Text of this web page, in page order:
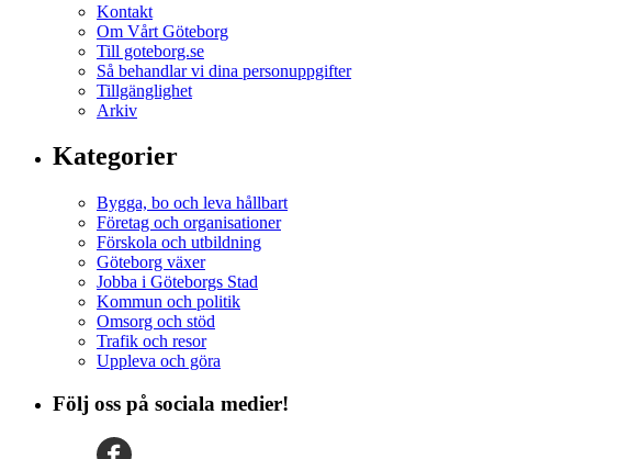
Kontakt
Om Vårt Göteborg
Till goteborg.se
Så behandlar vi dina personuppgifter
Tillgänglighet
Arkiv
Kategorier
Bygga, bo och leva hållbart
Företag och organisationer
Förskola och utbildning
Göteborg växer
Jobba i Göteborgs Stad
Kommun och politik
Omsorg och stöd
Trafik och resor
Uppleva och göra
Följ oss på sociala medier!